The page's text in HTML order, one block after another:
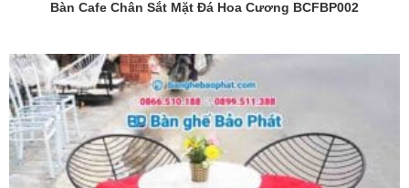
Bàn Cafe Chân Sắt Mặt Đá Hoa Cương BCFBP002